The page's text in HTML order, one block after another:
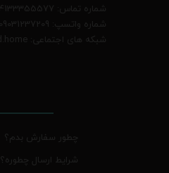
شماره تماس: 04133355577
شماره واتسپ: 09031237209
شبکه های اجتماعی: afrand.home
چطور سفارش بدم؟
شرایط ارسال چطوره؟